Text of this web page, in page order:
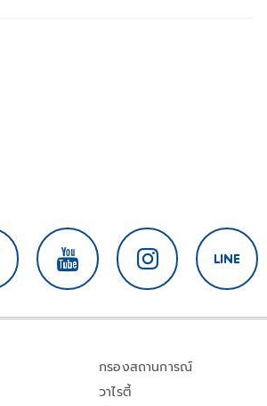
กรองสถานการณ์
วาไรตี้